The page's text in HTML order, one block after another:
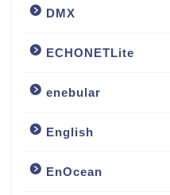
DMX
ECHONETLite
enebular
English
EnOcean